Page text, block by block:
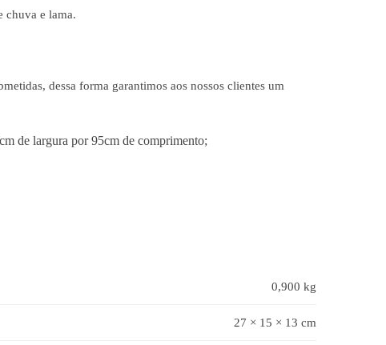
chuva e lama.
dessa forma garantimos aos nossos clientes um
de largura por 95cm de comprimento;
0,900 kg
27 × 15 × 13 cm